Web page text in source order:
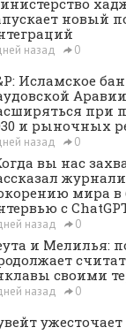
новый
назад 0
Исламское
при
и рыночных
назад 0
вы нас
мира в
с
назад 0
и Мелилья:
своими
назад 0